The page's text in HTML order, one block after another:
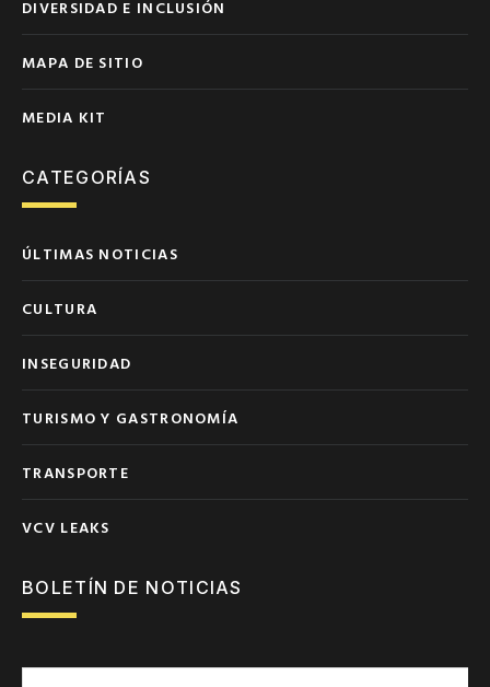
DIVERSIDAD E INCLUSIÓN
MAPA DE SITIO
MEDIA KIT
CATEGORÍAS
ÚLTIMAS NOTICIAS
CULTURA
INSEGURIDAD
TURISMO Y GASTRONOMÍA
TRANSPORTE
VCV LEAKS
BOLETÍN DE NOTICIAS